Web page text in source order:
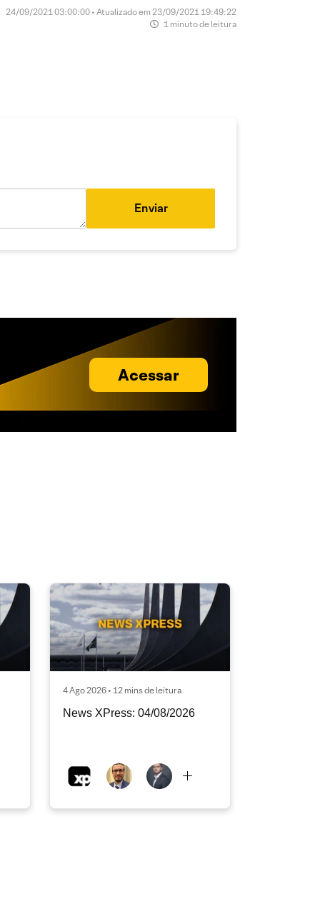
24/09/2021 03:00:00 • Atualizado em 23/09/2021 19:49:22
1 minuto de leitura
Enviar
Acessar
4 Ago 2026 • 12 mins de leitura
News XPress: 04/08/2026